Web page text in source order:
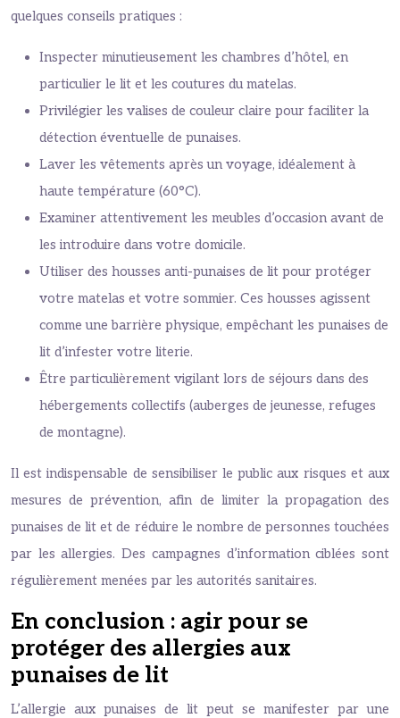
quelques conseils pratiques :
Inspecter minutieusement les chambres d’hôtel, en
particulier le lit et les coutures du matelas.
Privilégier les valises de couleur claire pour faciliter la
détection éventuelle de punaises.
Laver les vêtements après un voyage, idéalement à
haute température (60°C).
Examiner attentivement les meubles d’occasion avant de
les introduire dans votre domicile.
Utiliser des housses anti-punaises de lit pour protéger
votre matelas et votre sommier. Ces housses agissent
comme une barrière physique, empêchant les punaises de
lit d’infester votre literie.
Être particulièrement vigilant lors de séjours dans des
hébergements collectifs (auberges de jeunesse, refuges
de montagne).
Il est indispensable de sensibiliser le public aux risques et aux
mesures de prévention, afin de limiter la propagation des
punaises de lit et de réduire le nombre de personnes touchées
par les allergies. Des campagnes d’information ciblées sont
régulièrement menées par les autorités sanitaires.
En conclusion : agir pour se
protéger des allergies aux
punaises de lit
L’allergie aux punaises de lit peut se manifester par une